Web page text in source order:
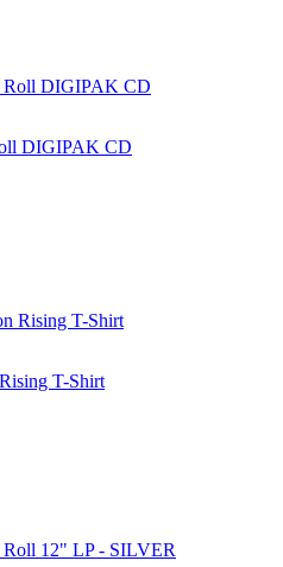
DIGIPAK CD
T-Shirt